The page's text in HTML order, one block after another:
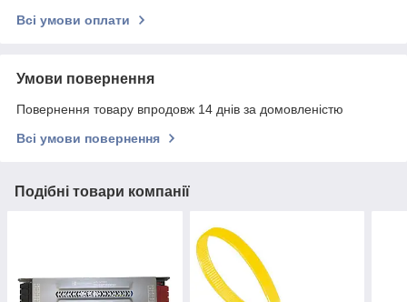
Всі умови оплати
Умови повернення
Повернення товару впродовж 14 днів за домовленістю
Всі умови повернення
Подібні товари компанії